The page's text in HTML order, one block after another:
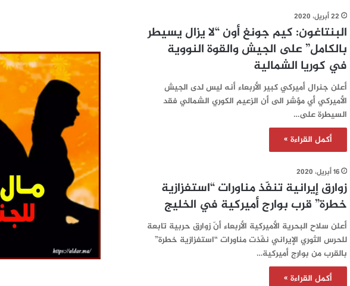
22 أبريل، 2020
البنتاغون: كيم جونغ أون “لا يزال يسيطر
بالكامل” على الجيش والقوة النووية
في كوريا الشمالية
أعلن جنرال أميركي كبير الأربعاء أنه ليس لدى الجيش
الأميركي أي مؤشر الى أن الزعيم الكوري الشمالي فقد
السيطرة على…
أكمل القراءة »
16 أبريل، 2020
زوارق إيرانية تنفّذ مناورات “استفزازية
خطرة” قرب بوارج أميركية في الخليج
أعلن سلاح البحرية الأميركية الأربعاء أنّ زوارق حربية تابعة
للحرس الثوري الإيراني نفّذت مناورات “استفزازية خطرة”
بالقرب من بوارج أميركية…
أكمل القراءة »